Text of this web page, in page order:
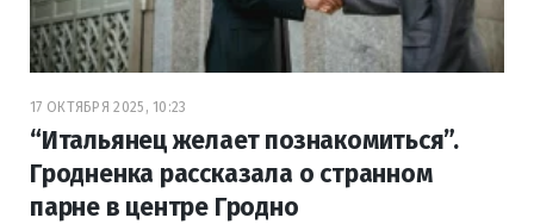
17 ОКТЯБРЯ 2025, 10:23
“Итальянец желает познакомиться”.
Гродненка рассказала о странном
парне в центре Гродно